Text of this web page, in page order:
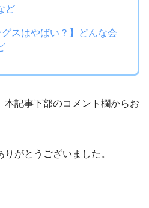
ど
グスはやばい？】どんな会
本記事下部のコメント欄からお
がとうございました。